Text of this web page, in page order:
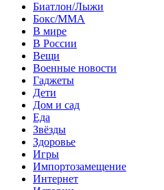
Биатлон/Лыжи
Бокс/MMA
В мире
В России
Вещи
Военные новости
Гаджеты
Дети
Дом и сад
Еда
Звёзды
Здоровье
Игры
Импортозамещение
Интернет